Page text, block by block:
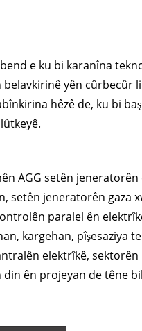
e ku bi karanîna
belavkirinê yên cûrbecûr
hêzê de, ku bi
AGG setên
setên jeneratorên gaza
paralel ên
kargehan, pîşesaziya
elektrîkê,
din ên projeyan de têne